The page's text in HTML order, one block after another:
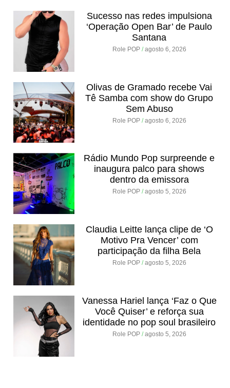
Sucesso nas redes impulsiona
‘Operação Open Bar’ de Paulo
Santana
Role POP agosto 6, 2026
Olivas de Gramado recebe Vai
Tê Samba com show do Grupo
Sem Abuso
Role POP agosto 6, 2026
Rádio Mundo Pop surpreende e
inaugura palco para shows
dentro da emissora
Role POP agosto 5, 2026
Claudia Leitte lança clipe de ‘O
Motivo Pra Vencer’ com
participação da filha Bela
Role POP agosto 5, 2026
Vanessa Hariel lança ‘Faz o Que
Você Quiser’ e reforça sua
identidade no pop soul brasileiro
Role POP agosto 5, 2026